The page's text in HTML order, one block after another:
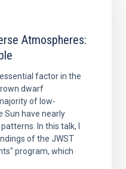
Atmospheres:
factor in the
dwarf
of low-
Sun have nearly
In this talk, I
of the JWST
program, which